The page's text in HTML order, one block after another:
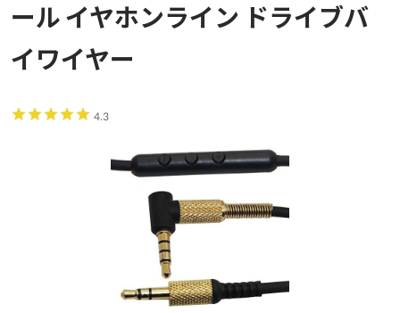
ール イヤホンライン ドライブバ
イワイヤー
4.3